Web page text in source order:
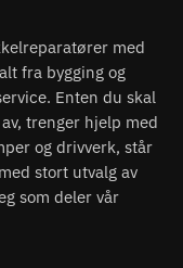
med
fra bygging og
Enten du skal
trenger hjelp med
og drivverk, står
stort utvalg av
som deler vår